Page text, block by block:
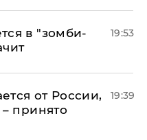
в "зомби-
19:53
от России,
– принято
19:39